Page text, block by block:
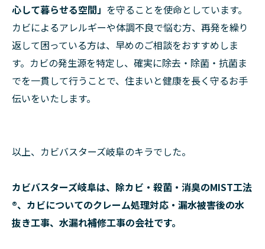
心して暮らせる空間」 を守ることを使命としています。
カビによるアレルギーや体調不良で悩む方、再発を繰り
返して困っている方は、早めのご相談をおすすめしま
す。カビの発生源を特定し、確実に除去・除菌・抗菌ま
でを一貫して行うことで、住まいと健康を長く守るお手
伝いをいたします。
以上、カビバスターズ岐阜のキラでした。
カビバスターズ岐阜は、除カビ・殺菌・消臭のMIST工法
®、カビについてのクレーム処理対応・漏水被害後の水
抜き工事、水漏れ補修工事の会社です。